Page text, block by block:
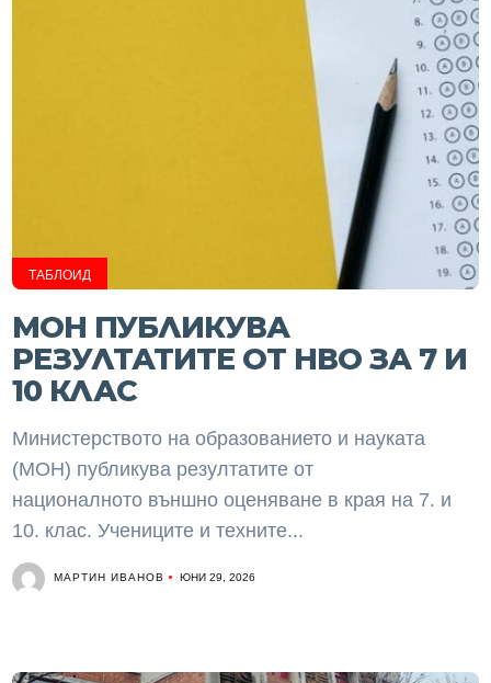
ТАБЛОИД
МОН ПУБЛИКУВА
РЕЗУЛТАТИТЕ ОТ НВО ЗА 7 И
10 КЛАС
Министерството на образованието и науката
(МОН) публикува резултатите от
националното външно оценяване в края на 7. и
10. клас. Учениците и техните...
МАРТИН ИВАНОВ ЮНИ 29, 2026